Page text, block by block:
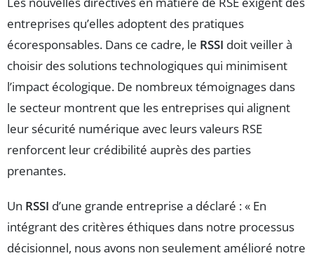
entreprises qu’elles adoptent des pratiques
écoresponsables. Dans ce cadre, le RSSI doit veiller à
choisir des solutions technologiques qui minimisent
l’impact écologique. De nombreux témoignages dans
le secteur montrent que les entreprises qui alignent
leur sécurité numérique avec leurs valeurs RSE
renforcent leur crédibilité auprès des parties
prenantes.
Un RSSI d’une grande entreprise a déclaré : « En
intégrant des critères éthiques dans notre processus
décisionnel, nous avons non seulement amélioré notre